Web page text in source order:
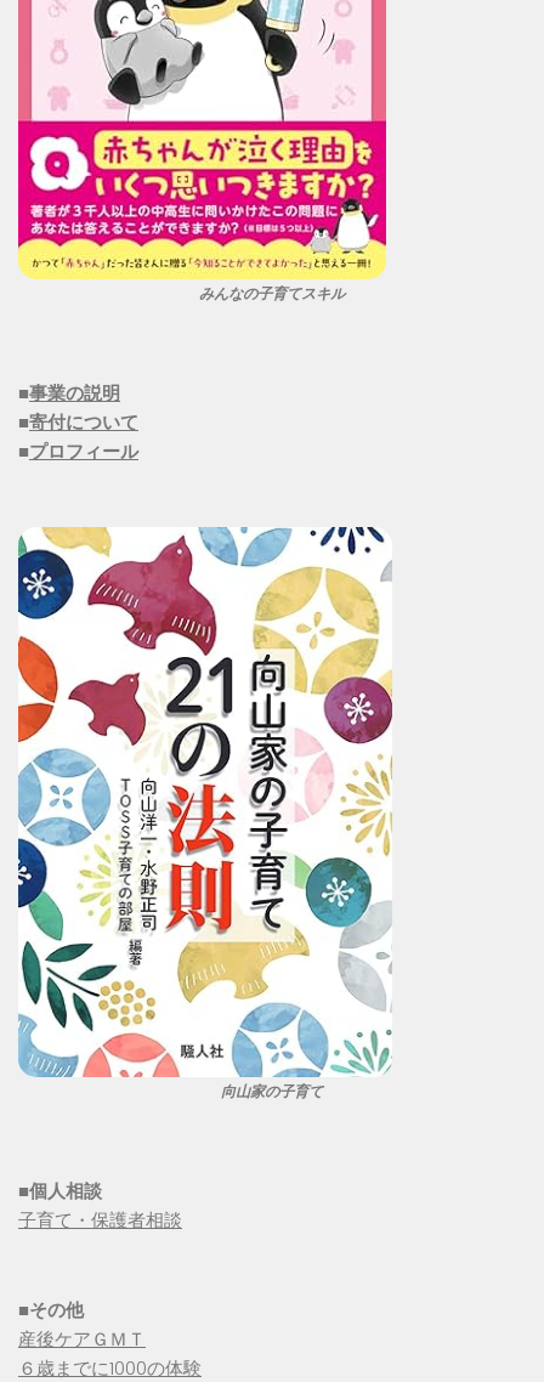
みんなの子育てスキル
■事業の説明
■寄付について
■プロフィール
向山家の子育て
■個人相談
子育て・保護者相談
■その他
産後ケアＧＭＴ
６歳までに1000の体験